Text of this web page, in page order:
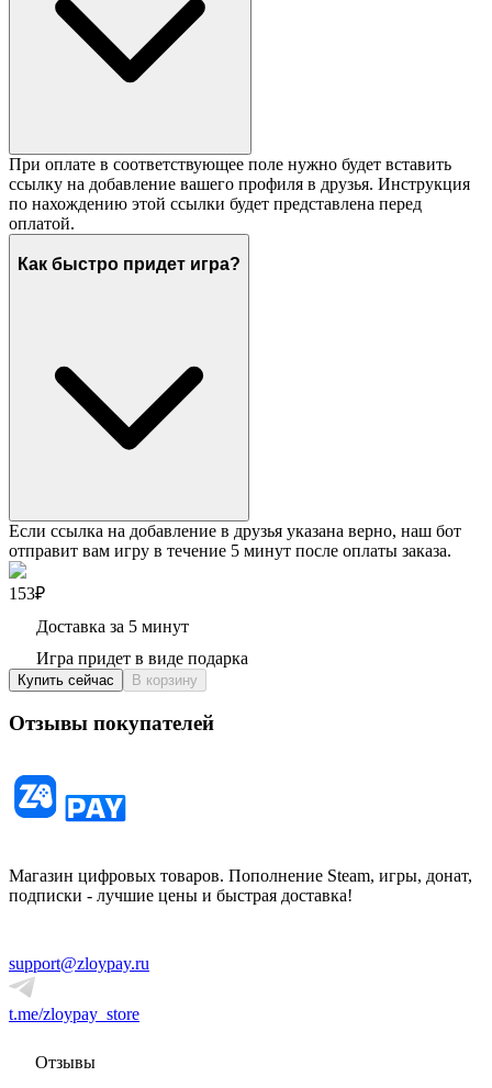
При оплате в соответствующее поле нужно будет вставить
ссылку на добавление вашего профиля в друзья. Инструкция
по нахождению этой ссылки будет представлена перед
оплатой.
Как быстро придет игра?
Если ссылка на добавление в друзья указана верно, наш бот
отправит вам игру в течение 5 минут после оплаты заказа.
153₽
Доставка за 5 минут
Игра придет в виде подарка
Купить сейчас В корзину
Отзывы покупателей
Магазин цифровых товаров. Пополнение Steam, игры, донат,
подписки - лучшие цены и быстрая доставка!
support@zloypay.ru
t.me/zloypay_store
Отзывы